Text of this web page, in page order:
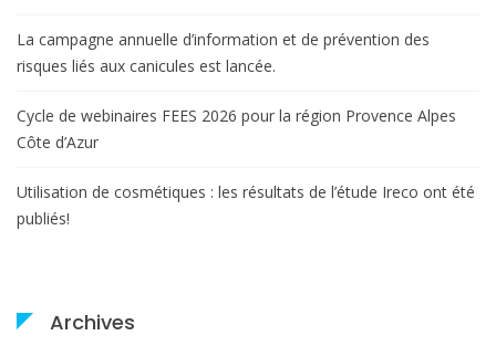
La campagne annuelle d’information et de prévention des
risques liés aux canicules est lancée.
Cycle de webinaires FEES 2026 pour la région Provence Alpes
Côte d’Azur
Utilisation de cosmétiques : les résultats de l’étude Ireco ont été
publiés!
Archives